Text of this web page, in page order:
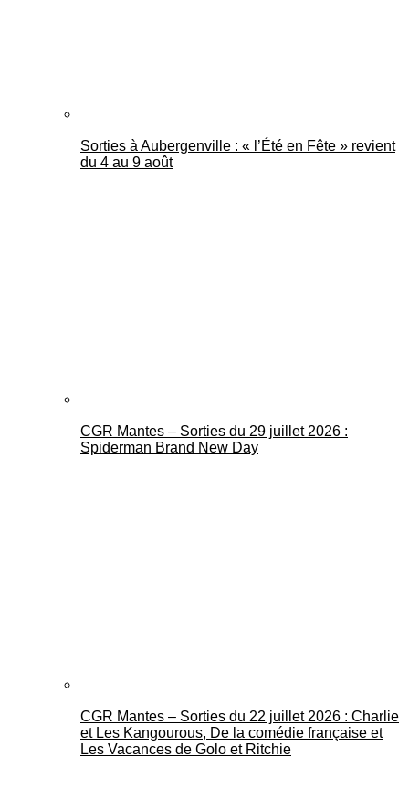
Sorties à Aubergenville : « l’Été en Fête » revient
du 4 au 9 août
CGR Mantes – Sorties du 29 juillet 2026 :
Spiderman Brand New Day
CGR Mantes – Sorties du 22 juillet 2026 : Charlie
et Les Kangourous, De la comédie française et
Les Vacances de Golo et Ritchie